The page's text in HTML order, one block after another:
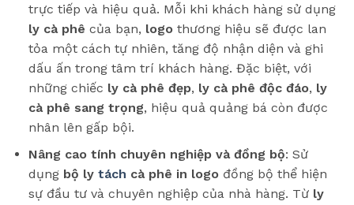
trực tiếp và hiệu quả. Mỗi khi khách hàng sử dụng
ly cà phê của bạn, logothương hiệu sẽ được lan
tỏa một cách tự nhiên, tăng độ nhận diện và ghi
dấu ấn trong tâm trí khách hàng. Đặc biệt, với
những chiếc ly cà phê đẹp, ly cà phê độc đáo, ly
cà phê sang trọng, hiệu quả quảng bá còn được
nhân lên gấp bội.
Nâng cao tính chuyên nghiệp và đồng bộ: Sử
dụng bộ ly tách cà phê in logođồng bộ thể hiện
sự đầu tư và chuyên nghiệp của nhà hàng. Từ ly